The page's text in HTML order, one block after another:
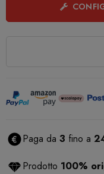
Paga da 3 fino a
Prodotto 100%